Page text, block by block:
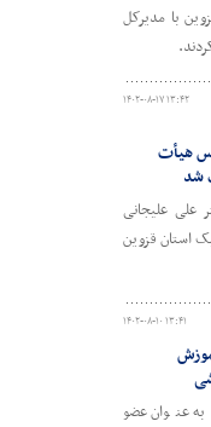
با مدیرکل
۱۴۰۲-۰۸-۱۷ ۱۳:۴۲
هیأت
شد
علی علیجانی
استان قزوین
۱۴۰۲-۰۸-۱۰ ۱۳:۴۱
عنوان عضو